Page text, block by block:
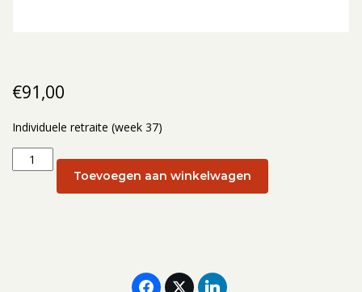
€91,00
Individuele retraite (week 37)
Individuele
retraite
Toevoegen aan winkelwagen